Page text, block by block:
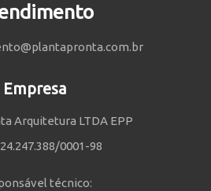
Empresa
Arquitetura LTDA EPP
0001-98
técnico: